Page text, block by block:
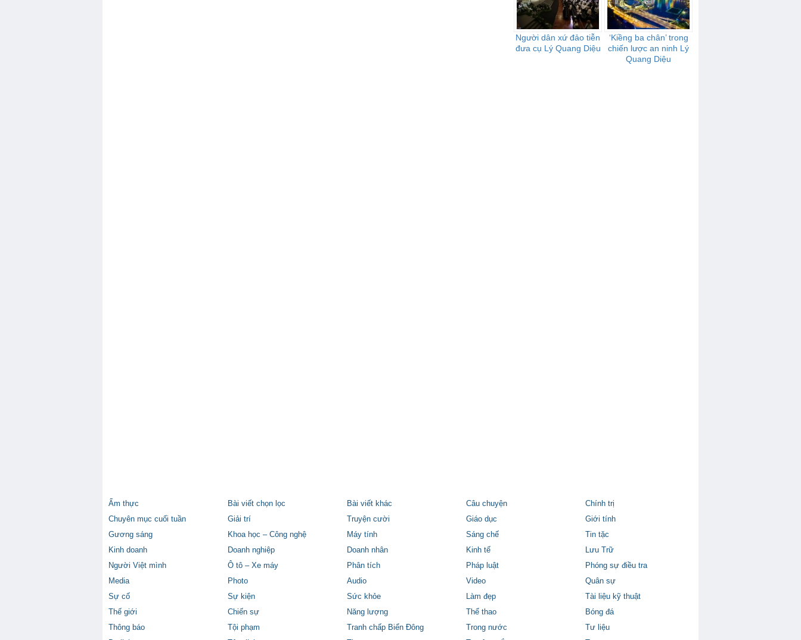
Người dân xứ đảo tiễn
đưa cụ Lý Quang Diệu
‘Kiềng ba chân’ trong
chiến lược an ninh Lý
Quang Diệu
Ẩm thực Bài viết chọn lọc Bài viết khác Câu chuyện
Chính trị
Chuyên mục cuối tuần
Giải trí Truyện cười Giáo dục
Giới tính
Gương sáng
Khoa học – Công nghệ Máy tính Sáng chế
Tin tặc
Kinh doanh
Doanh nghiệp Doanh nhân Kinh tế
Lưu Trữ
Người Việt mình
Ô tô – Xe máy Phân tích Pháp luật
Phóng sự điều tra
Media
Photo Audio Video
Quân sự
Sự cố
Sự kiện Sức khỏe Làm đẹp
Tài liệu kỹ thuật
Thế giới
Chiến sự Năng lượng Thể thao
Bóng đá
Thông báo
Tội phạm Tranh chấp Biển Đông Trong nước
Tư liệu